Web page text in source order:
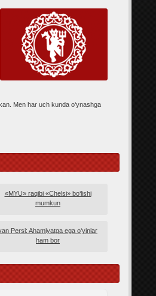
Men har uch kunda o‘ynashga
«MYU» raqibi «Chelsi» bo‘lishi
mumkun
Persi: Ahamiyatga ega o‘yinlar
ham bor